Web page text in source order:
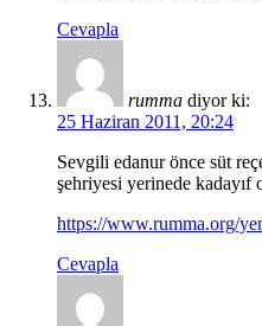
Cevapla
rumma diyor ki:
25 Haziran 2011, 20:24
Sevgili edanur önce süt
şehriyesi yerinede kadayıf
https://www.rumma.org/
Cevapla